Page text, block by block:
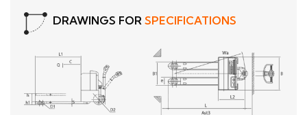
DRAWINGS FORSPECIFICATIONS